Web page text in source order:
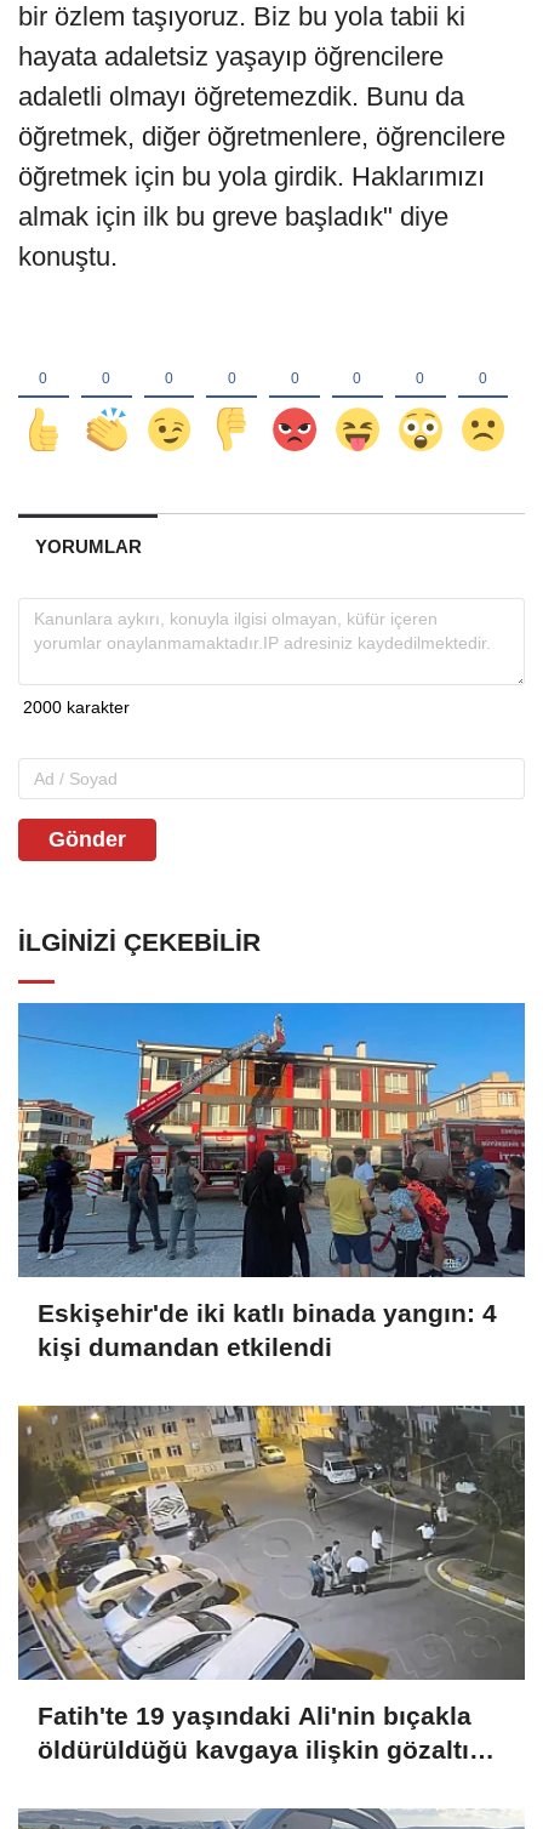
bir özlem taşıyoruz. Biz bu yola tabii ki
hayata adaletsiz yaşayıp öğrencilere
adaletli olmayı öğretemezdik. Bunu da
öğretmek, diğer öğretmenlere, öğrencilere
öğretmek için bu yola girdik. Haklarımızı
almak için ilk bu greve başladık" diye
konuştu.
YORUMLAR
Gönder
İLGINIZI ÇEKEBILIR
Eskişehir'de iki katlı binada yangın: 4
kişi dumandan etkilendi
Fatih'te 19 yaşındaki Ali'nin bıçakla
öldürüldüğü kavgaya ilişkin gözaltı